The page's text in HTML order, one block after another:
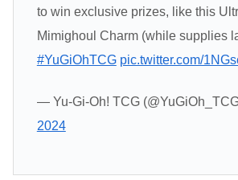
to win exclusive prizes, like this
Mimighoul Charm (while supplies
#YuGiOhTCG pic.twitter.com/
— Yu-Gi-Oh! TCG
2024